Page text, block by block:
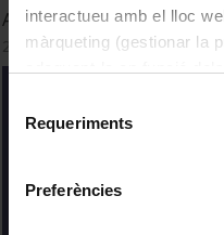
interactueu amb el lloc
màrqueting (gestionar la
consultar laPolítica de
Requeriments
Preferències
Acogimiento familiar con
24 February, 2023